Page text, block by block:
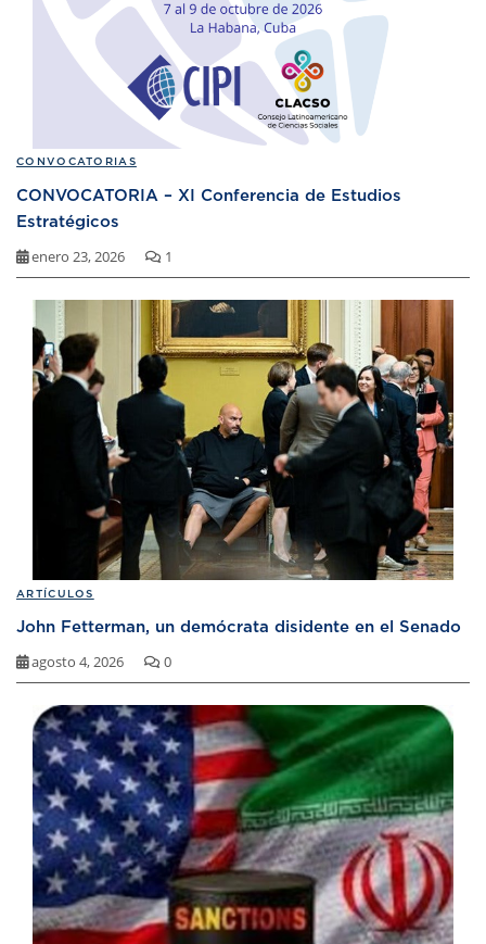
CONVOCATORIAS
CONVOCATORIA – XI Conferencia de Estudios
Estratégicos
enero 23, 2026 1
ARTÍCULOS
John Fetterman, un demócrata disidente en el Senado
agosto 4, 2026 0